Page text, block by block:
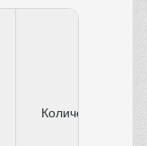
Количество